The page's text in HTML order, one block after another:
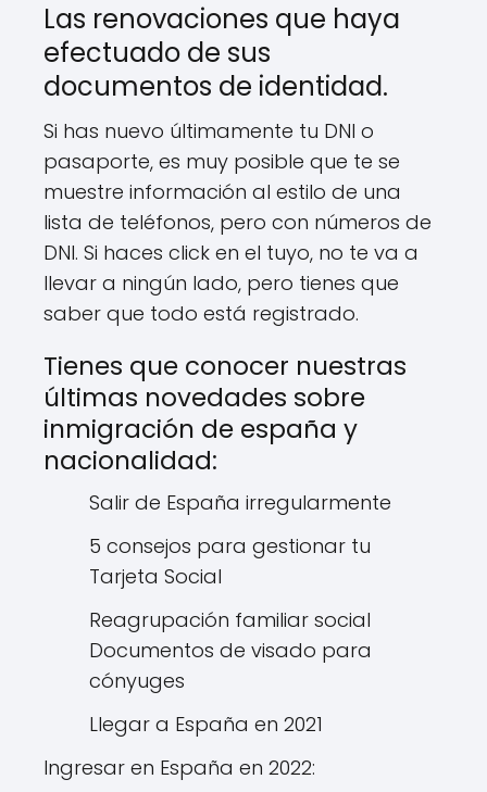
Las renovaciones que haya
efectuado de sus
documentos de identidad.
Si has nuevo últimamente tu DNI o
pasaporte, es muy posible que te se
muestre información al estilo de una
lista de teléfonos, pero con números de
DNI. Si haces click en el tuyo, no te va a
llevar a ningún lado, pero tienes que
saber que todo está registrado.
Tienes que conocer nuestras
últimas novedades sobre
inmigración de españa y
nacionalidad:
Salir de España irregularmente
5 consejos para gestionar tu
Tarjeta Social
Reagrupación familiar social
Documentos de visado para
cónyuges
Llegar a España en 2021
Ingresar en España en 2022: